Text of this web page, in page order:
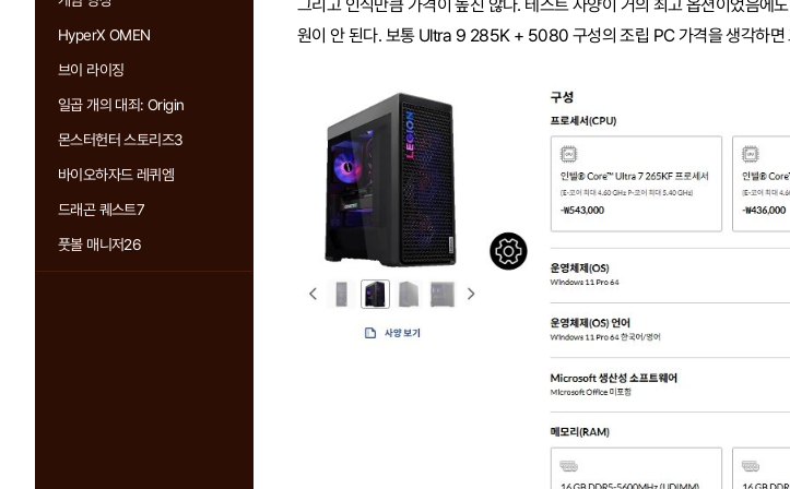
HyperX OMEN
브이 라이징
일곱 개의 대죄: Origin
몬스터헌터 스토리즈3
바이오하자드 레퀴엠
드래곤 퀘스트7
풋볼 매니저26
그리고 인식만큼 가격이 높진 않다. 테스트 사양이 거의 최고 옵션이었음에
원이 안 된다. 보통 Ultra 9 285K + 5080 구성의 조립 PC 가격을 생각하면